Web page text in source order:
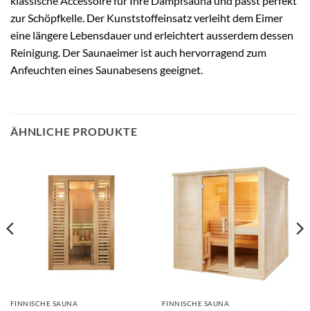
zur Schöpfkelle. Der Kunststoffeinsatz verleiht dem Eimer
eine längere Lebensdauer und erleichtert ausserdem dessen
Reinigung. Der Saunaeimer ist auch hervorragend zum
Anfeuchten eines Saunabesens geeignet.
ÄHNLICHE PRODUKTE
FINNISCHE SAUNA FINNISCHE SAUNA